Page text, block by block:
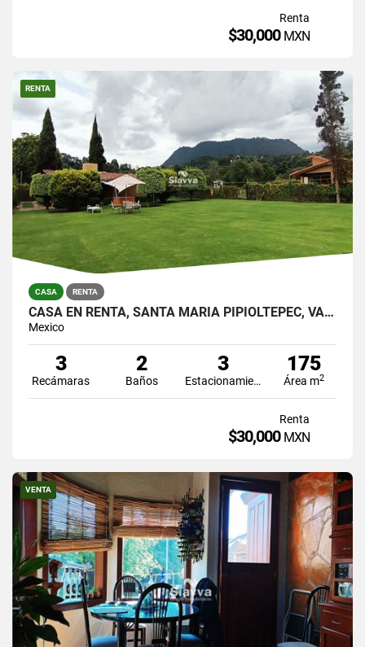
Renta
$30,000 MXN
RENTA
CASA RENTA
CASA EN RENTA, SANTA MARÍA PIPIOLTEPEC, VALLE DE BRAVO, EDO. DE MÉXICO
Mexico
3
Recámaras
2
Baños
3
Estacionamiento
175
Área m2
Renta
$30,000 MXN
VENTA